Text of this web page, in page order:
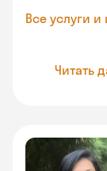
Все услуги и
Читать